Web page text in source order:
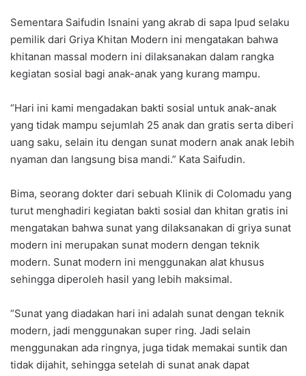
Sementara Saifudin Isnaini yang akrab di sapa Ipud selaku
pemilik dari Griya Khitan Modern ini mengatakan bahwa
khitanan massal modern ini dilaksanakan dalam rangka
kegiatan sosial bagi anak-anak yang kurang mampu.
“Hari ini kami mengadakan bakti sosial untuk anak-anak
yang tidak mampu sejumlah 25 anak dan gratis serta diberi
uang saku, selain itu dengan sunat modern anak anak lebih
nyaman dan langsung bisa mandi.” Kata Saifudin.
Bima, seorang dokter dari sebuah Klinik di Colomadu yang
turut menghadiri kegiatan bakti sosial dan khitan gratis ini
mengatakan bahwa sunat yang dilaksanakan di griya sunat
modern ini merupakan sunat modern dengan teknik
modern. Sunat modern ini menggunakan alat khusus
sehingga diperoleh hasil yang lebih maksimal.
“Sunat yang diadakan hari ini adalah sunat dengan teknik
modern, jadi menggunakan super ring. Jadi selain
menggunakan ada ringnya, juga tidak memakai suntik dan
tidak dijahit, sehingga setelah di sunat anak dapat